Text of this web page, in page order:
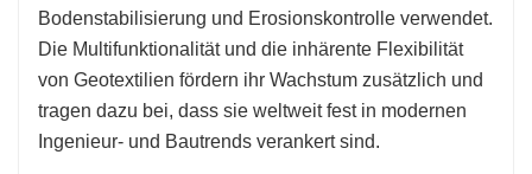
Bodenstabilisierung und Erosionskontrolle verwendet.
Die Multifunktionalität und die inhärente Flexibilität
von Geotextilien fördern ihr Wachstum zusätzlich und
tragen dazu bei, dass sie weltweit fest in modernen
Ingenieur- und Bautrends verankert sind.